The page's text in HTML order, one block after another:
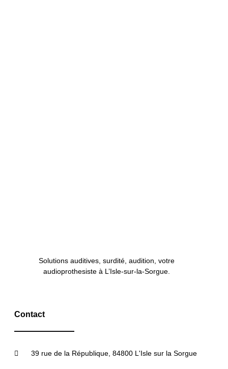
Solutions auditives, surdité, audition, votre
audioprothesiste à L’Isle-sur-la-Sorgue.
Contact
39 rue de la République, 84800 L'Isle sur la Sorgue